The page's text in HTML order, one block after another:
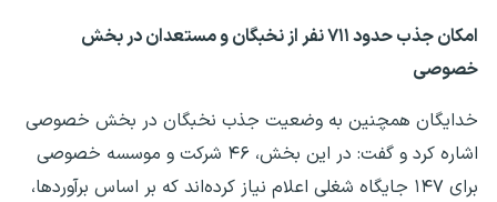
امکان جذب حدود ۷۱۱ نفر از نخبگان و مستعدان در بخش
خصوصی
خدایگان همچنین به وضعیت جذب نخبگان در بخش خصوصی
اشاره کرد و گفت: در این بخش، ۴۶ شرکت و موسسه خصوصی
برای ۱۴۷ جایگاه شغلی اعلام نیاز کرده‌اند که بر اساس برآوردها،